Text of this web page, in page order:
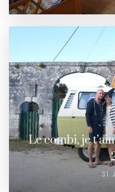
Le combi, je
31